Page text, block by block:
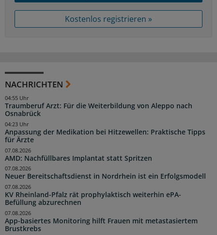
Kostenlos registrieren »
NACHRICHTEN
Traumberuf Arzt: Für die Weiterbildung von Aleppo nach
Osnabrück
04:55 Uhr
Anpassung der Medikation bei Hitzewellen: Praktische Tipps
für Ärzte
04:23 Uhr
AMD: Nachfüllbares Implantat statt Spritzen
07.08.2026
Neuer Bereitschaftsdienst in Nordrhein ist ein Erfolgsmodell
07.08.2026
KV Rheinland-Pfalz rät prophylaktisch weiterhin ePA-
Befüllung abzurechnen
07.08.2026
App-basiertes Monitoring hilft Frauen mit metastasiertem
Brustkrebs
07.08.2026